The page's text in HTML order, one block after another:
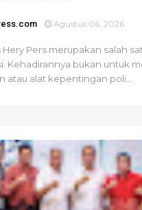
Agustus 06, 2026
Hery Pers merupakan salah
Kehadirannya bukan untuk
atau alat kepentingan poli...